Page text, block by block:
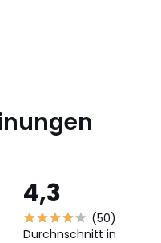
4,3
(50)
Durchnschnitt in